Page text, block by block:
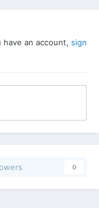
an account, sign
0